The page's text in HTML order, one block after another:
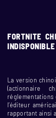
FORTNITE
INDISPONIBLE
La version
(actionnaire
réglementations
l’éditeur
rapportant ainsi